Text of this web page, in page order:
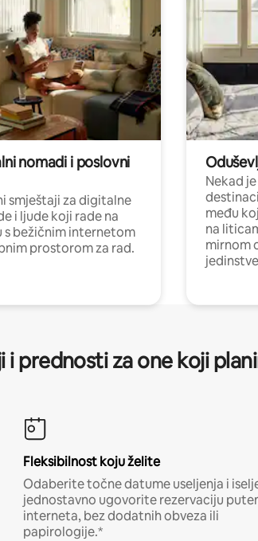
nomadi i poslovni
smještaji za digitalne
i ljude koji rade na
s bežičnim internetom
prostorom za rad.
Nekad
među
na
mirnom
i prednosti za one koji
Fleksibilnost koju želite
Odaberite točne datume useljenja i
jednostavno ugovorite rezervaciju
interneta, bez dodatnih obveza ili
papirologije.*